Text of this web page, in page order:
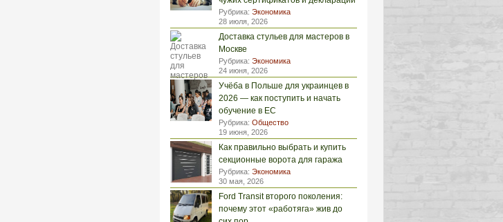
Рубрика: Экономика
28 июля, 2026
Доставка стульев для мастеров в
Москве
Рубрика: Экономика
24 июня, 2026
Учёба в Польше для украинцев в
2026 — как поступить и начать
обучение в ЕС
Рубрика: Общество
19 июня, 2026
Как правильно выбрать и купить
секционные ворота для гаража
Рубрика: Экономика
30 мая, 2026
Ford Transit второго поколения:
почему этот «работяга» жив до